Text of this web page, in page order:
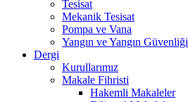
Tesisat
Mekanik Tesisat
Pompa ve Vana
Yangın ve Yangın Güvenliği
Dergi
Kurullarımız
Makale Fihristi
Hakemli Makaleler